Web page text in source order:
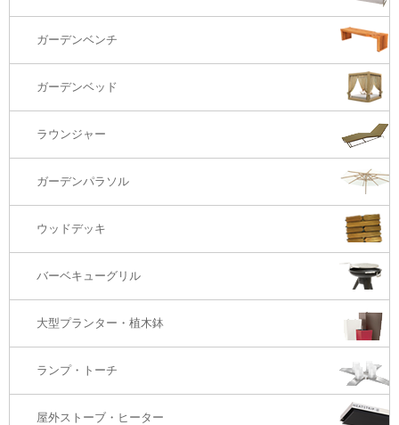
ラウンジ・ベッド
コーヒーテーブル
カウンター・バーテーブル
カウンター・バーチェアー
ガーデンソファTOP
3Sソファ
オットマン・スツール
ガーデンベンチ
ガーデンベッド
ラウンジャー
ガーデンパラソル
ウッドデッキ
バーベキューグリル
大型プランター・植木鉢
ランプ・トーチ
屋外ストーブ・ヒーター